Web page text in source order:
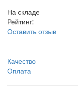
На складе
Рейтинг:
Оставить отзыв
Качество
Оплата